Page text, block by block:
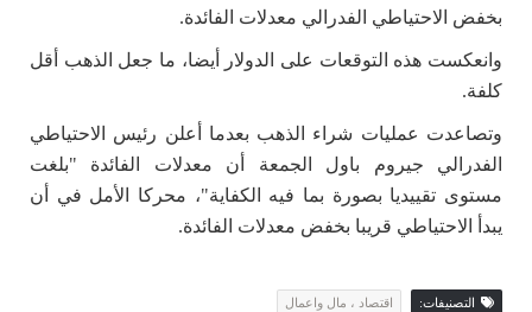
بخفض الاحتياطي الفدرالي معدلات الفائدة.
وانعكست هذه التوقعات على الدولار أيضا، ما جعل الذهب أقل
كلفة.
وتصاعدت عمليات شراء الذهب بعدما أعلن رئيس الاحتياطي
الفدرالي جيروم باول الجمعة أن معدلات الفائدة "بلغت
مستوى تقييديا بصورة بما فيه الكفاية"، محركا الأمل في أن
يبدأ الاحتياطي قريبا بخفض معدلات الفائدة.
التصنيفات: اقتصاد ، مال واعمال